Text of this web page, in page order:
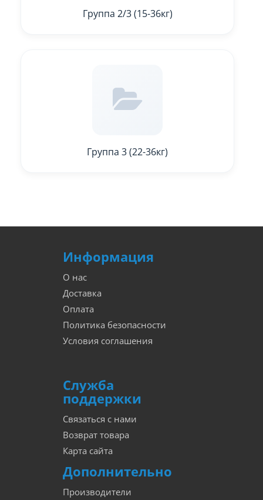
Группа 2/3 (15-36кг)
Группа 3 (22-36кг)
Информация
О нас
Доставка
Оплата
Политика безопасности
Условия соглашения
Служба
поддержки
Связаться с нами
Возврат товара
Карта сайта
Дополнительно
Производители